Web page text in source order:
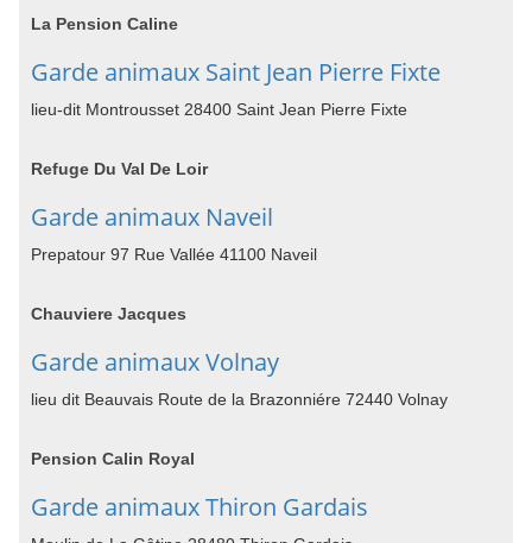
La Pension Caline
Garde animaux Saint Jean Pierre Fixte
lieu-dit Montrousset 28400 Saint Jean Pierre Fixte
Refuge Du Val De Loir
Garde animaux Naveil
Prepatour 97 Rue Vallée 41100 Naveil
Chauviere Jacques
Garde animaux Volnay
lieu dit Beauvais Route de la Brazonniére 72440 Volnay
Pension Calin Royal
Garde animaux Thiron Gardais